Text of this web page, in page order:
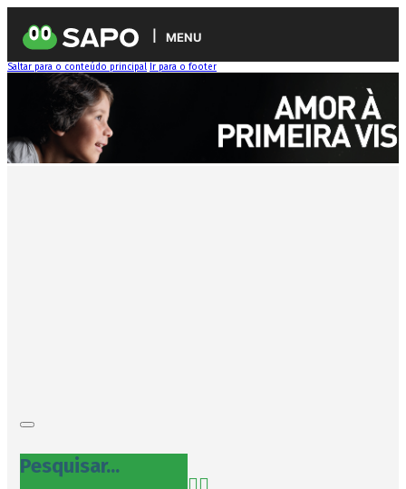
MENU
Saltar para o conteúdo principal Ir para o footer
Pesquisar...